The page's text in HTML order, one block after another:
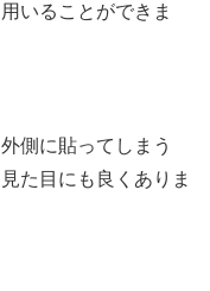
いることができま
側に貼ってしまう
た目にも良くありま